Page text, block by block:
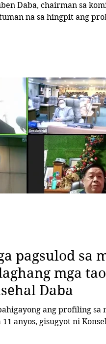
Daba, chairman sa
na sa hingpit ang
pagsulod sa
mga tao
Daba
ang profiling sa
anyos, gisugyot ni